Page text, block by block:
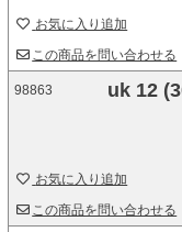
お気に入り追加
この商品を問い合わせる
98863 uk 12
お気に入り追加
この商品を問い合わせる